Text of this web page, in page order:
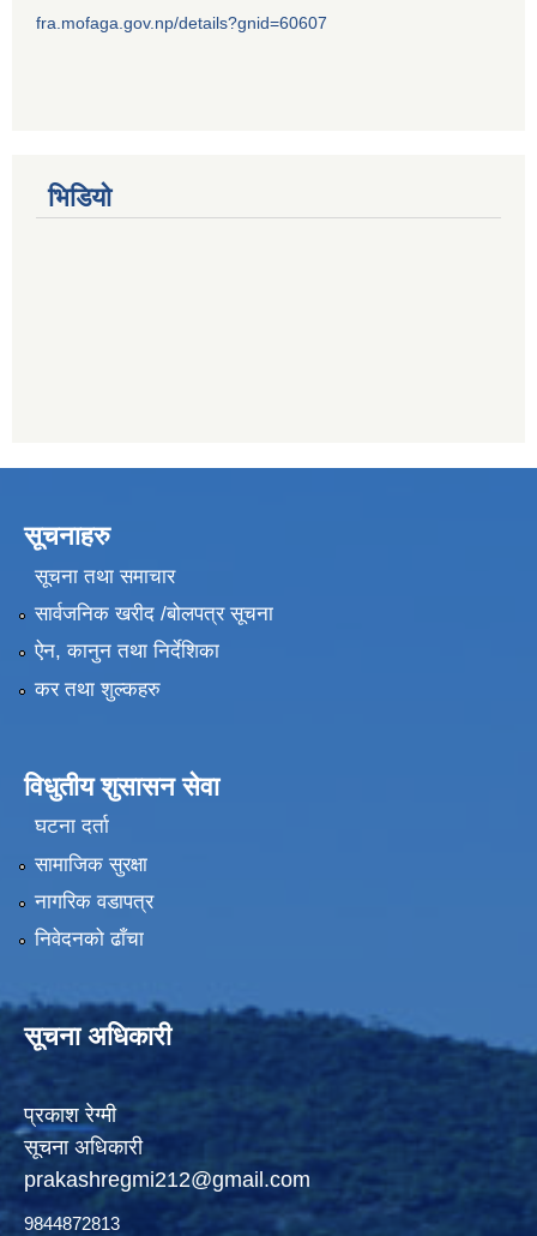
fra.mofaga.gov.np/details?gnid=60607
भिडियो
सूचनाहरु
सूचना तथा समाचार
सार्वजनिक खरीद /बोलपत्र सूचना
ऐन, कानुन तथा निर्देशिका
कर तथा शुल्कहरु
विधुतीय शुसासन सेवा
घटना दर्ता
सामाजिक सुरक्षा
नागरिक वडापत्र
निवेदनको ढाँचा
सूचना अधिकारी
प्रकाश रेग्मी
सूचना अधिकारी
prakashregmi212@gmail.com
9844872813